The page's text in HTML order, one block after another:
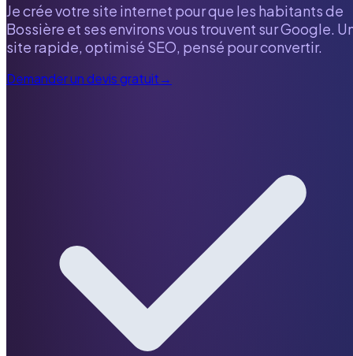
Je crée votre site internet pour que les habitants de
Bossière et ses environs vous trouvent sur Google.
site rapide, optimisé SEO, pensé pour convertir.
Demander un devis gratuit→